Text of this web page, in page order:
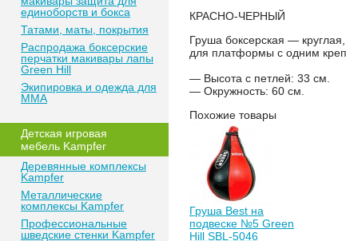
единоборств и бокса
Татами, маты, покрытия
Распродажа боксерские
перчатки макивары лапы
Green Hill
Экипировка и одежда для
MMA
Детская игровая
мебель Kampfer
Деревянные комплексы
Kampfer
Металлические
комплексы Kampfer
Профессиональные
шведские стенки Kampfer
КРАСНО-ЧЕРНЫЙ
Груша боксерская —
для платформы с одним
— Высота с петлей: 33 см.
— Окружность: 60 см.
Похожие товары
Груша Best на
подвеске №5 Green
Hill SBL-5046